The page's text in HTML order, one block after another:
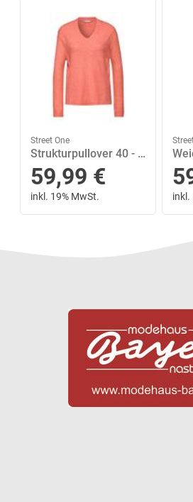
Street One
Strukturpullover 40 - Peachwood Orange Melange
59,99 €
inkl. 19% MwSt. inkl.